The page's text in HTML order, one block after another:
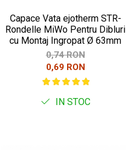
Capace Vata ejotherm STR-
Rondelle MiWo Pentru Dibluri
cu Montaj Ingropat Ø 63mm
0,74 RON
0,69 RON
IN STOC